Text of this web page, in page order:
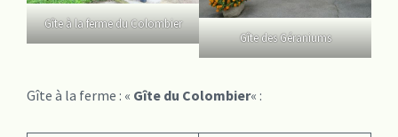
Gîte à la ferme du Colombier
Gîte des Géraniums
Gîte à la ferme : « Gîte du Colombier« :